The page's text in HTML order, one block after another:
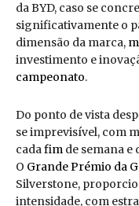
da BYD, caso se
significativamente o
dimensão da marca,
investimento e
campeonato.
Do ponto de vista
se imprevisível, com
cadafim de semana
O Grande Prémio da
Silverstone,
intensidade, com